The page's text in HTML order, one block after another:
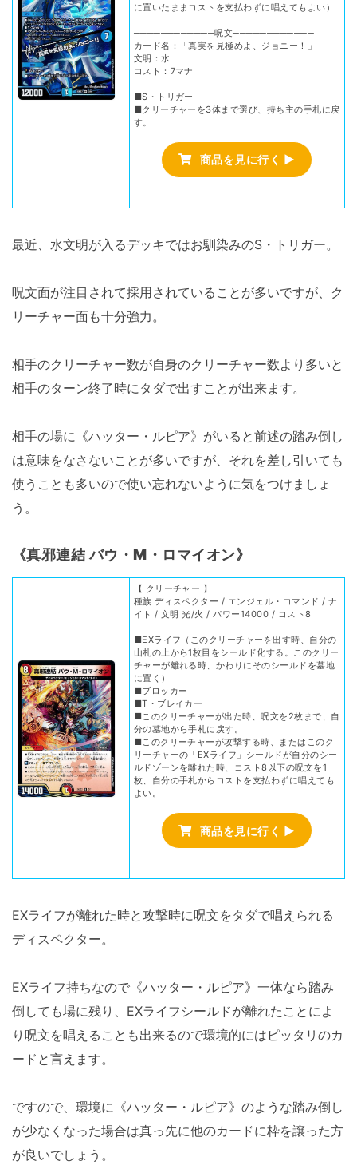
に置いたままコストを支払わずに唱えてもよい）
────────────呪文────────────
カード名：「真実を見極めよ、ジョニー！」
文明：水
コスト：7マナ
■S・トリガー
■クリーチャーを3体まで選び、持ち主の手札に戻
す。
商品を見に行く ▶
最近、水文明が入るデッキではお馴染みのS・トリガー。
呪文面が注目されて採用されていることが多いですが、ク
リーチャー面も十分強力。
相手のクリーチャー数が自身のクリーチャー数より多いと
相手のターン終了時にタダで出すことが出来ます。
相手の場に《ハッター・ルピア》がいると前述の踏み倒し
は意味をなさないことが多いですが、それを差し引いても
使うことも多いので使い忘れないように気をつけましょ
う。
《真邪連結 バウ・M・ロマイオン》
【 クリーチャー 】
種族 ディスペクター / エンジェル・コマンド / ナ
イト / 文明 光/火 / パワー14000 / コスト8
■EXライフ（このクリーチャーを出す時、自分の
山札の上から1枚目をシールド化する。このクリー
チャーが離れる時、かわりにそのシールドを墓地
に置く）
■ブロッカー
■T・ブレイカー
■このクリーチャーが出た時、呪文を2枚まで、自
分の墓地から手札に戻す。
■このクリーチャーが攻撃する時、またはこのク
リーチャーの「EXライフ」シールドが自分のシー
ルドゾーンを離れた時、コスト8以下の呪文を1
枚、自分の手札からコストを支払わずに唱えても
よい。
商品を見に行く ▶
EXライフが離れた時と攻撃時に呪文をタダで唱えられる
ディスペクター。
EXライフ持ちなので《ハッター・ルピア》一体なら踏み
倒しても場に残り、EXライフシールドが離れたことによ
り呪文を唱えることも出来るので環境的にはピッタリのカ
ードと言えます。
ですので、環境に《ハッター・ルピア》のような踏み倒し
が少なくなった場合は真っ先に他のカードに枠を譲った方
が良いでしょう。